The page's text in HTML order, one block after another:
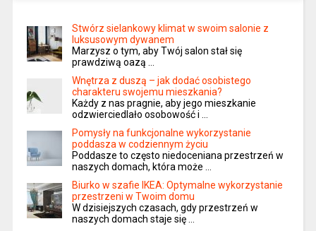
Stwórz sielankowy klimat w swoim salonie z
luksusowym dywanem
Marzysz o tym, aby Twój salon stał się
prawdziwą oazą …
Wnętrza z duszą – jak dodać osobistego
charakteru swojemu mieszkania?
Każdy z nas pragnie, aby jego mieszkanie
odzwierciedlało osobowość i …
Pomysły na funkcjonalne wykorzystanie
poddasza w codziennym życiu
Poddasze to często niedoceniana przestrzeń w
naszych domach, która może …
Biurko w szafie IKEA: Optymalne wykorzystanie
przestrzeni w Twoim domu
W dzisiejszych czasach, gdy przestrzeń w
naszych domach staje się …